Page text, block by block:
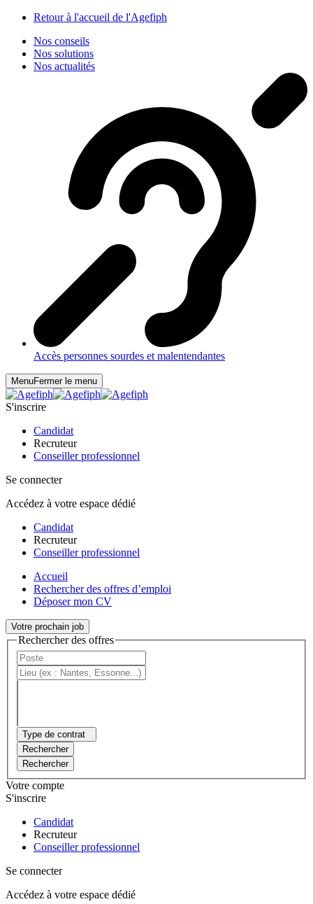
Retour à l'accueil de l'Agefiph
Nos conseils
Nos solutions
Nos actualités
Accès personnes sourdes et malentendantes
MenuFermer le menu
S'inscrire
Candidat
Recruteur
Conseiller professionnel
Se connecter
Accédez à votre espace dédié
Candidat
Recruteur
Conseiller professionnel
Accueil
Rechercher des offres d’emploi
Déposer mon CV
Votre prochain job
Rechercher des offres
Type de contrat
Rechercher
Rechercher
Votre compte
S'inscrire
Candidat
Recruteur
Conseiller professionnel
Se connecter
Accédez à votre espace dédié